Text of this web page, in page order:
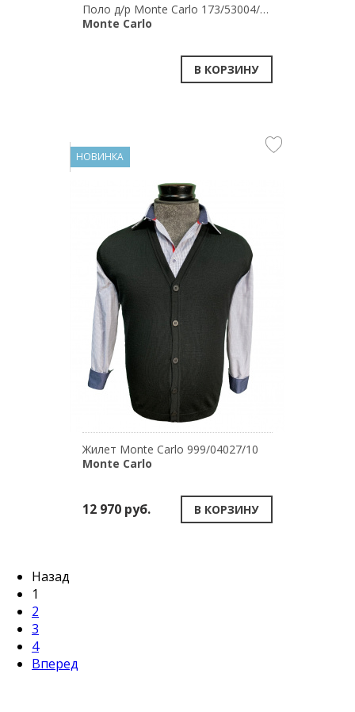
Поло д/р Monte Carlo 173/53004/380
Monte Carlo
В КОРЗИНУ
НОВИНКА
Жилет Monte Carlo 999/04027/10
Monte Carlo
12 970 руб. В КОРЗИНУ
Назад
1
2
3
4
Вперед